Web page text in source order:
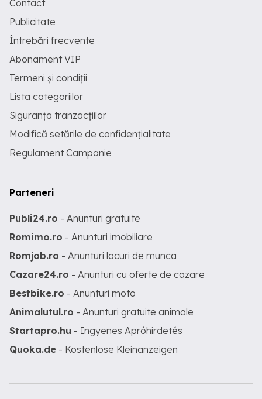
Contact
Publicitate
Întrebări frecvente
Abonament VIP
Termeni și condiții
Lista categoriilor
Siguranța tranzacțiilor
Modifică setările de confidențialitate
Regulament Campanie
Parteneri
Publi24.ro - Anunturi gratuite
Romimo.ro - Anunturi imobiliare
Romjob.ro - Anunturi locuri de munca
Cazare24.ro - Anunturi cu oferte de cazare
Bestbike.ro - Anunturi moto
Animalutul.ro - Anunturi gratuite animale
Startapro.hu - Ingyenes Apróhirdetés
Quoka.de - Kostenlose Kleinanzeigen